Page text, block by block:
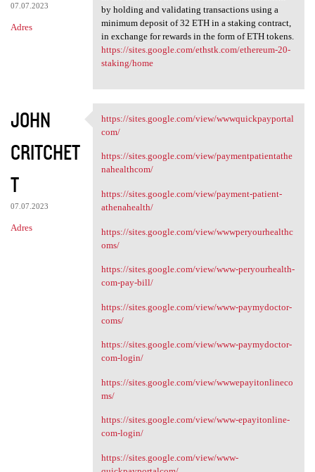
07.07.2023
Adres
by holding and validating transactions using a
minimum deposit of 32 ETH in a staking contract,
in exchange for rewards in the form of ETH tokens.
https://sites.google.com/ethstk.com/ethereum-20-
staking/home
JOHN
CRITCHET
T
07.07.2023
Adres
https://sites.google.com/view
https://sites.google.com/view/wwwquickpayportal
com/
https://sites.google.com/view/paymentpatientathe
nahealthcom/
https://sites.google.com/view/payment-patient-
athenahealth/
https://sites.google.com/view/wwwperyourhealthc
oms/
https://sites.google.com/view/www-peryourhealth-
com-pay-bill/
https://sites.google.com/view/www-paymydoctor-
coms/
https://sites.google.com/view/www-paymydoctor-
com-login/
https://sites.google.com/view/wwwepayitonlineco
ms/
https://sites.google.com/view/www-epayitonline-
com-login/
https://sites.google.com/view/www-